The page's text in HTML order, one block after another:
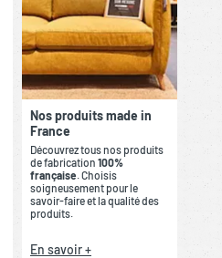
Nos produits made in
France
Découvrez tous nos produits
de fabrication 100%
française. Choisis
soigneusement pour le
savoir-faire et la qualité des
produits.
En savoir +